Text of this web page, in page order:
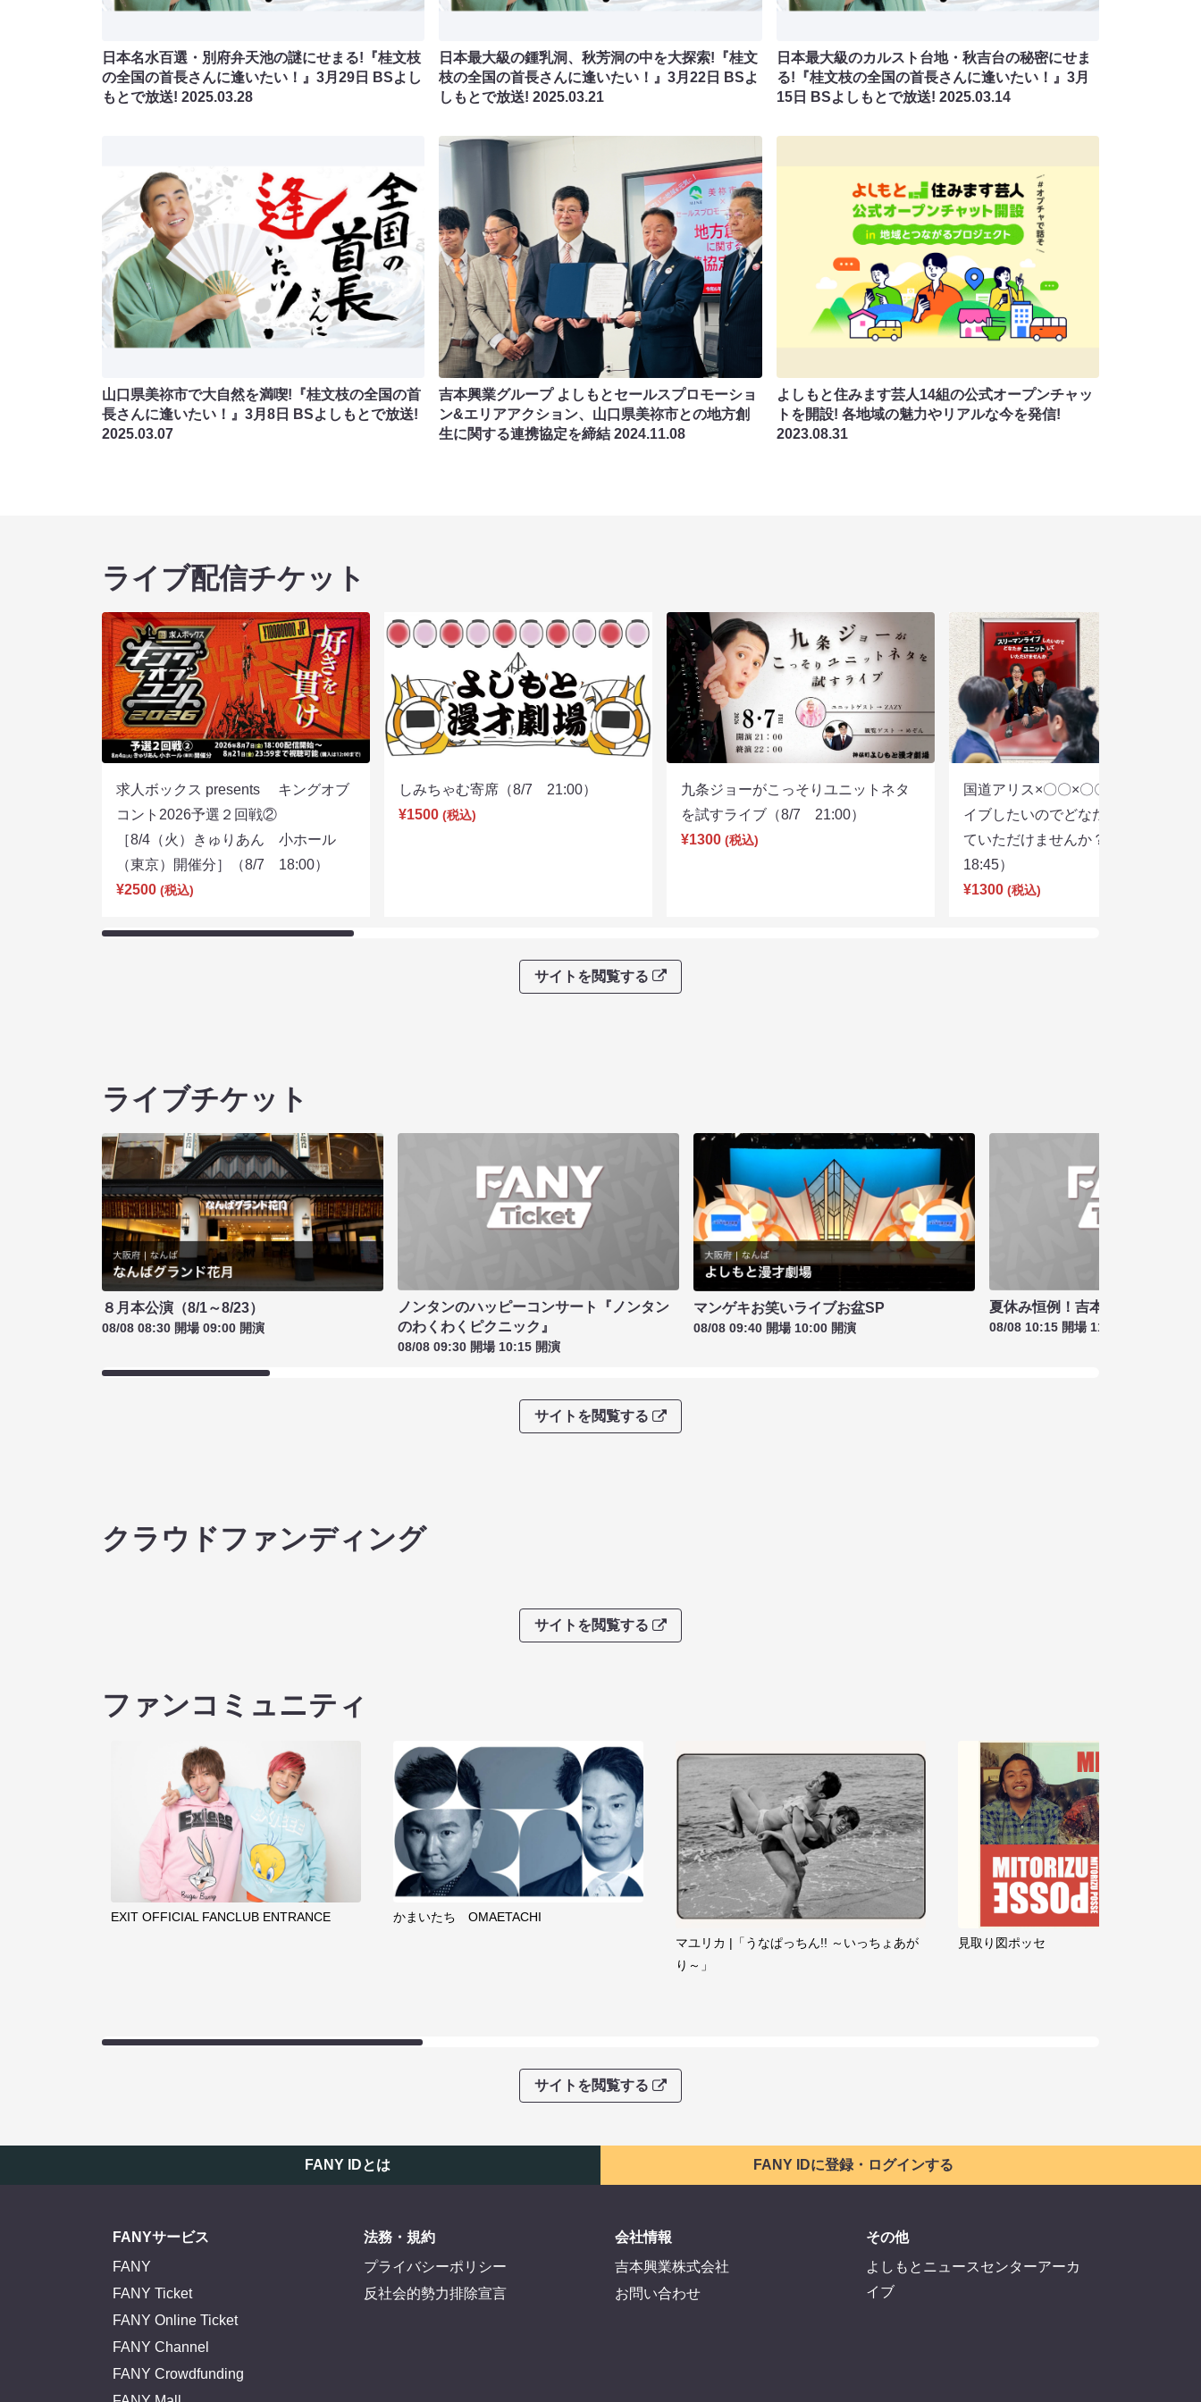
日本名水百選・別府弁天池の謎にせまる!『桂文枝
の全国の首長さんに逢いたい！』3月29日 BSよし
もとで放送! 2025.03.28
日本最大級の鍾乳洞、秋芳洞の中を大探索!『桂文
枝の全国の首長さんに逢いたい！』3月22日 BSよ
しもとで放送!2025.03.21
日本最大級のカルスト台地・秋吉台の秘密にせま
る!『桂文枝の全国の首長さんに逢いたい！』3月
15日 BSよしもとで放送! 2025.03.14
山口県美祢市で大自然を満喫!『桂文枝の全国の首
長さんに逢いたい！』3月8日 BSよしもとで放送!
2025.03.07
吉本興業グループ よしもとセールスプロモーショ
ン&エリアアクション、山口県美祢市との地方創
生に関する連携協定を締結2024.11.08
よしもと住みます芸⼈14組の公式オープンチャッ
トを開設! 各地域の魅⼒やリアルな今を発信!
2023.08.31
ライブ配信チケット
求人ボックス presents キングオブ
コント2026予選２回戦②
［8/4（火）きゅりあん 小ホール
（東京）開催分］（8/7 18:00）
¥2500 (税込)
しみちゃむ寄席（8/7 21:00）
¥1500 (税込)
九条ジョーがこっそりユニットネタ
を試すライブ（8/7 21:00）
¥1300 (税込)
国道アリス×〇〇×〇〇スリーマンラ
イブしたいのでどなたかユニットし
ていただけませんか？（8/7
18:45）
¥1300 (税込)
サイトを閲覧する
ライブチケット
８月本公演（8/1～8/23）
08/08 08:30 開場 09:00 開演
ノンタンのハッピーコンサート『ノンタン
のわくわくピクニック』
08/08 09:30 開場 10:15 開演
マンゲキお笑いライブお盆SP
08/08 09:40 開場 10:00 開演
夏休み恒例！吉本新喜劇＆バラ
08/08 10:15 開場 11:00 開演
サイトを閲覧する
クラウドファンディング
サイトを閲覧する
ファンコミュニティ
EXIT OFFICIAL FANCLUB ENTRANCE
かまいたち OMAETACHI
マユリカ |「うなぱっちん!! ～いっちょあが
り～」
見取り図ポッセ
サイトを閲覧する
FANY IDとは FANY IDに登録・ログインする
FANYサービス
FANY
FANY Ticket
FANY Online Ticket
FANY Channel
FANY Crowdfunding
法務・規約
プライバシーポリシー
反社会的勢力排除宣言
会社情報
吉本興業株式会社
お問い合わせ
その他
よしもとニュースセンターアーカ
イブ